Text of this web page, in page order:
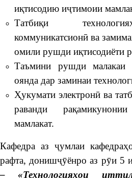
иқтисодию иҷтимоии
Татбиқи
коммуникатсионӣ ва
омили рушди иқтисодиёти
Таъмини рушди малакаи
оянда дар заминаи
Ҳукумати электронӣ ва
раванди
мамлакат.
Кафедра аз ҷумлаи
рафта, донишҷӯёнро аз рӯи 5
– «Технологияҳои